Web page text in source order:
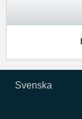
Svenska